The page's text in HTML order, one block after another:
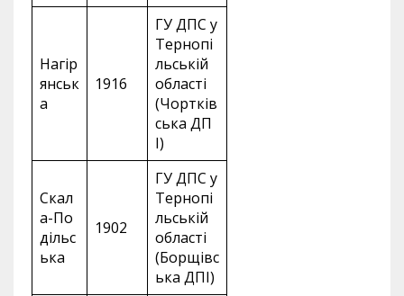
Нагір
янськ
а
1916
ГУ ДПС у
Тернопі
льській
області
(Чортків
ська ДП
І)
Скал
а-По
дільс
ька
1902
ГУ ДПС у
Тернопі
льській
області
(Борщівс
ька ДПІ)